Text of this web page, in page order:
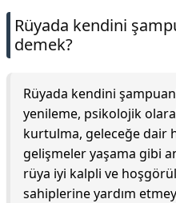
Rüyada kendini
demek?
Rüyada kendini
yenileme, psikolojik
kurtulma, geleceğe dair
gelişmeler yaşama gibi
rüya iyi kalpli ve
sahiplerine yardım